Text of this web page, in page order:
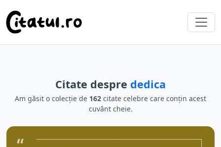
Citate despre dedica
Am găsit o colecție de 162 citate celebre care conțin acest
cuvânt cheie.